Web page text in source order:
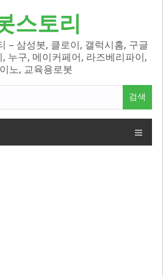
스토리
– 삼성봇, 클로이, 갤럭시홈, 구글
누구, 메이커페어, 라즈베리파이,
노, 교육용로봇